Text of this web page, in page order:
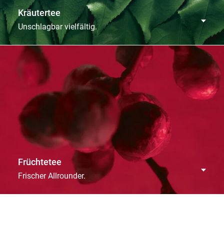
Kräutertee
Unschlagbar vielfältig.
Früchtetee
Frischer Allrounder.